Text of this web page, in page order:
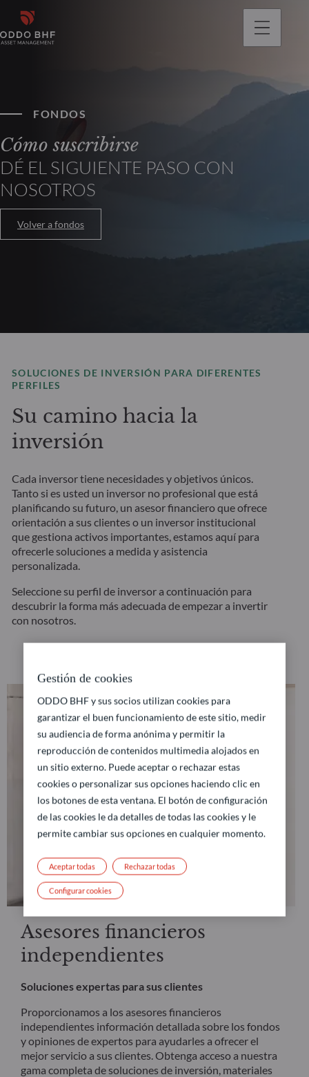
FONDOS
Cómo suscribirse
DÉ EL SIGUIENTE PASO CON
NOSOTROS
Volver a fondos
SOLUCIONES DE INVERSIÓN PARA DIFERENTES
PERFILES
Su camino hacia la
inversión
Cada inversor tiene necesidades y objetivos únicos.
Tanto si es usted un inversor no profesional que está
planificando su futuro, un asesor financiero que ofrece
orientación a sus clientes o un inversor institucional
que gestiona activos importantes, estamos aquí para
ofrecerle soluciones a medida y asistencia
personalizada.
Seleccione su perfil de inversor a continuación para
descubrir la forma más adecuada de empezar a invertir
con nosotros.
Asesores financieros
independientes
Soluciones expertas para sus clientes
Proporcionamos a los asesores financieros
independientes información detallada sobre los fondos
y opiniones de expertos para ayudarles a ofrecer el
mejor servicio a sus clientes. Obtenga acceso a nuestra
gama completa de soluciones de inversión, materiales
Gestión de cookies
ODDO BHF y sus socios utilizan cookies para
garantizar el buen funcionamiento de este sitio, medir
su audiencia de forma anónima y permitir la
reproducción de contenidos multimedia alojados en
un sitio externo. Puede aceptar o rechazar estas
cookies o personalizar sus opciones haciendo clic en
los botones de esta ventana. El botón de configuración
de las cookies le da detalles de todas las cookies y le
permite cambiar sus opciones en cualquier momento.
Rechazar todas
Aceptar todas
Configurar cookies